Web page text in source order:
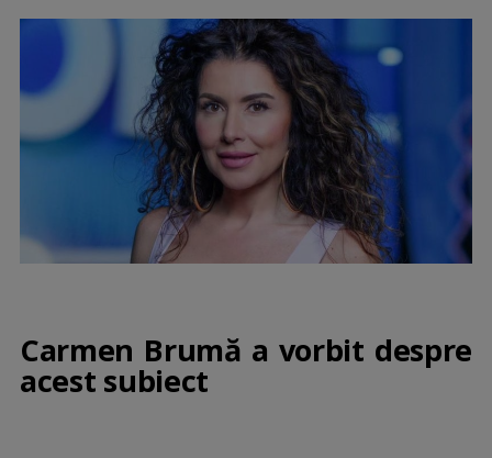
Carmen Brumă a vorbit despre
acest subiect